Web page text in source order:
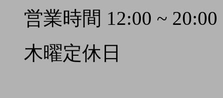
営業時間 12:00 ~ 20:00
木曜定休日